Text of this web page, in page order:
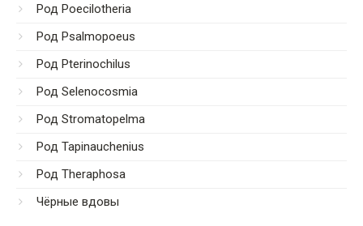
Род Poecilotheria
Род Psalmopoeus
Род Pterinochilus
Род Selenocosmia
Род Stromatopelma
Род Tapinauchenius
Род Theraphosa
Чёрные вдовы